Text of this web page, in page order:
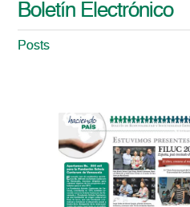
Boletín Electrónico
Posts